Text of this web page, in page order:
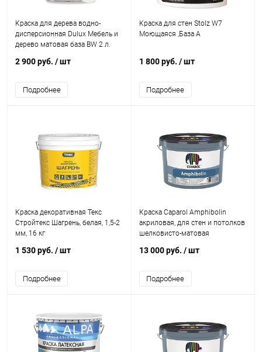
Краска для дерева водно-
дисперсионная Dulux Мебель и
дерево матовая база BW 2 л.
2 900 руб. / шт
Подробнее
Краска для стен Stolz W7
Моющаяся ,База А
1 800 руб. / шт
Подробнее
Краска декоративная Текс
Стройтекс Шагрень, белая, 1,5-2
мм, 16 кг
1 530 руб. / шт
Подробнее
Краска Caparol Amphibolin
акриловая, для стен и потолков
шелковисто-матовая
13 000 руб. / шт
Подробнее